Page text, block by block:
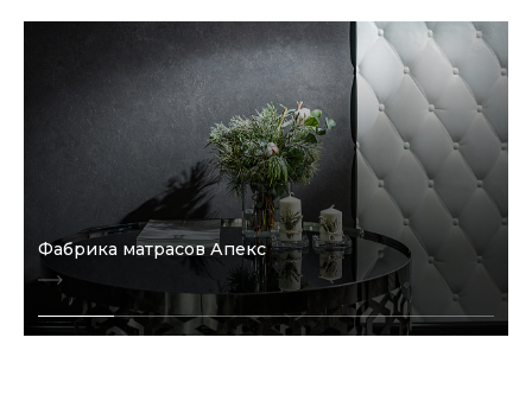
Фабрика матрасов Апекс